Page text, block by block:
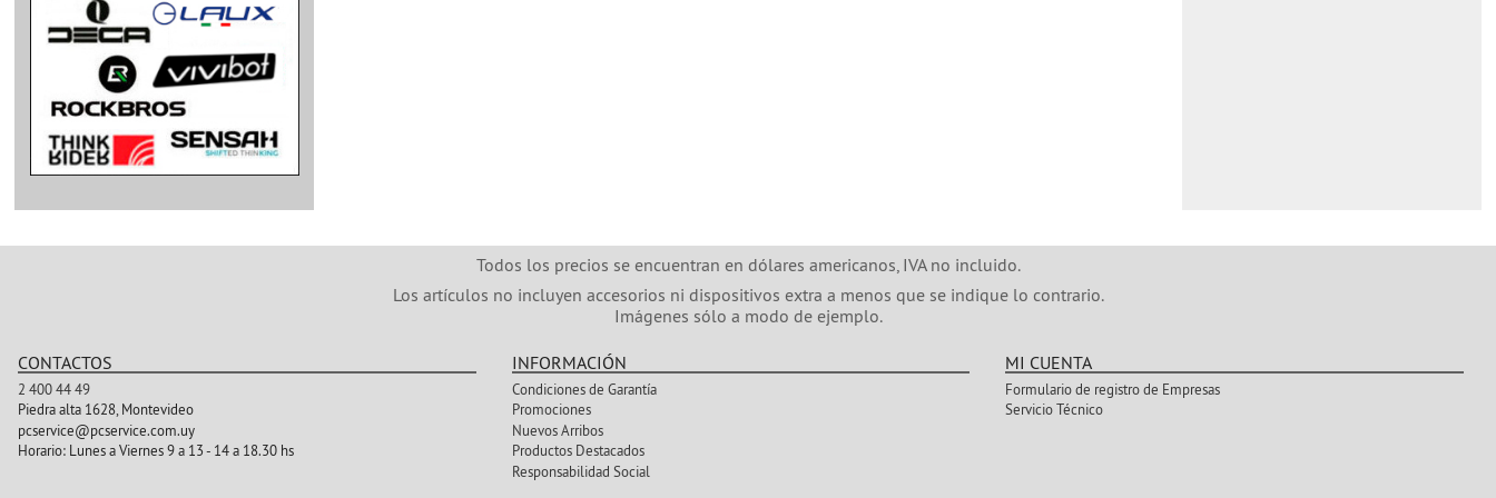
Todos los precios se encuentran en dólares americanos, IVA no incluido.
Los artículos no incluyen accesorios ni dispositivos extra a menos que se indique lo contrario.
Imágenes sólo a modo de ejemplo.
CONTACTOS
2 400 44 49
Piedra alta 1628, Montevideo
pcservice@pcservice.com.uy
Horario: Lunes a Viernes 9 a 13 - 14 a 18.30 hs
INFORMACIÓN
Condiciones de Garantía
Promociones
Nuevos Arribos
Productos Destacados
Responsabilidad Social
MI CUENTA
Formulario de registro de Empresas
Servicio Técnico